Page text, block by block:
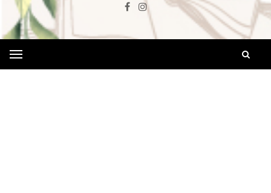
Facebook
Instagram